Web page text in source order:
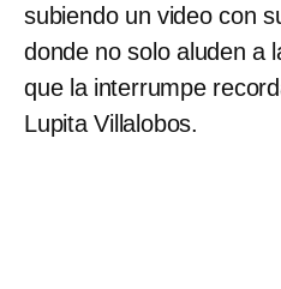
subiendo un video con
donde no solo aluden a
que la interrumpe
Lupita Villalobos.